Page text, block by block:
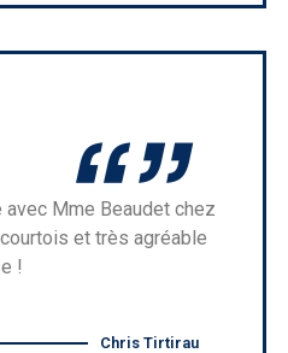
Mme Beaudet chez
et très agréable
!
Chris Tirtirau